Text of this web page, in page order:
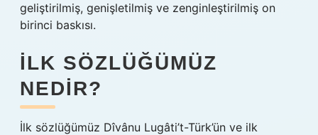
geliştirilmiş, genişletilmiş ve zenginleştirilmiş on
birinci baskısı.
İLK SÖZLÜĞÜMÜZ
NEDIR?
İlk sözlüğümüz Dîvânu Lugâti’t-Türk’ün ve ilk